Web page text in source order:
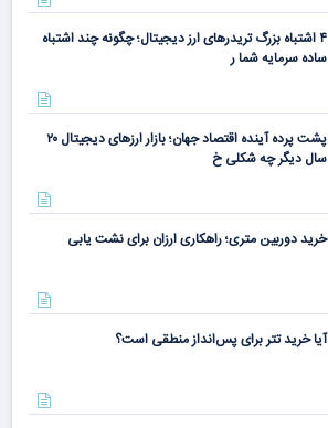
۴ اشتباه بزرگ تریدرهای ارز دیجیتال؛ چگونه چند اشتباه
ساده سرمایه شما ر
پشت پرده آینده اقتصاد جهان؛ بازار ارزهای دیجیتال ۲۰
سال دیگر چه شکلی خ
خرید دوربین متری؛ راهکاری ارزان برای نشت یابی
آیا خرید تتر برای پس‌انداز منطقی است؟